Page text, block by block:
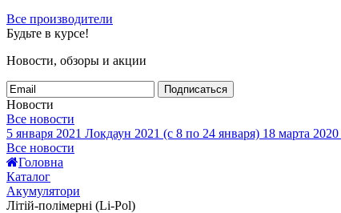
Все производители
Будьте в курсе!
Новости, обзоры и акции
Подписаться
Новости
Все новости
5 января 2021 Локдаун 2021 (с 8 по 24 января) 18 марта 2020
Все новости
Головна
Каталог
Акумулятори
Літій-полімерні (Li-Pol)